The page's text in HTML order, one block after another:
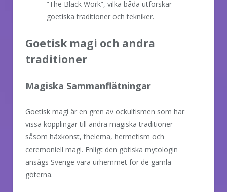
”The Black Work”, vilka båda utforskar
goetiska traditioner och tekniker.
Goetisk magi och andra
traditioner
Magiska Sammanflätningar
Goetisk magi är en gren av ockultismen som har
vissa kopplingar till andra magiska traditioner
såsom häxkonst, thelema, hermetism och
ceremoniell magi. Enligt den götiska mytologin
ansågs Sverige vara urhemmet för de gamla
göterna.